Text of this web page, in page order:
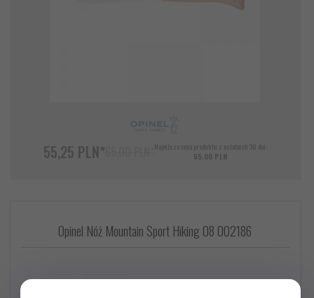
55,25 PLN*
Najniższa cena produktu z ostatnich 30 dni:
65.00 PLN
Opinel Nóż Mountain Sport Hiking 08 002186